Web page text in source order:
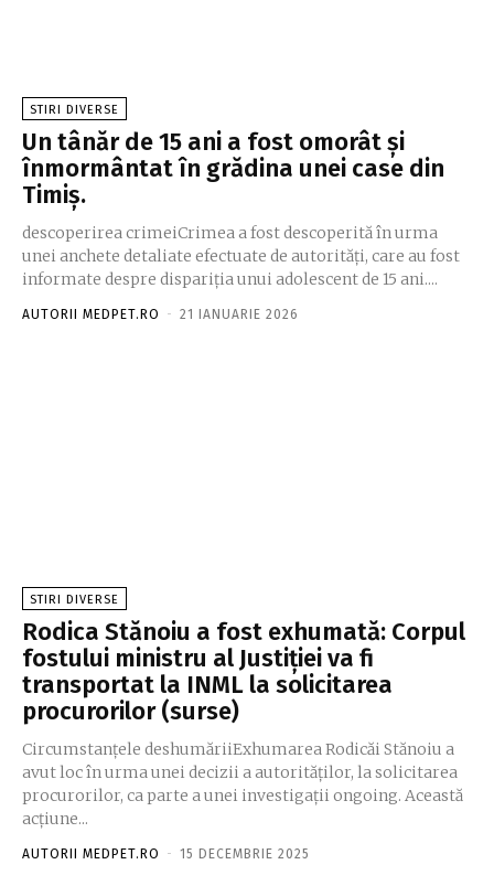
STIRI DIVERSE
Un tânăr de 15 ani a fost omorât și
înmormântat în grădina unei case din
Timiș.
descoperirea crimeiCrimea a fost descoperită în urma
unei anchete detaliate efectuate de autorități, care au fost
informate despre dispariția unui adolescent de 15 ani....
AUTORII MEDPET.RO - 21 IANUARIE 2026
STIRI DIVERSE
Rodica Stănoiu a fost exhumată: Corpul
fostului ministru al Justiției va fi
transportat la INML la solicitarea
procurorilor (surse)
Circumstanțele deshumăriiExhumarea Rodicăi Stănoiu a
avut loc în urma unei decizii a autorităților, la solicitarea
procurorilor, ca parte a unei investigații ongoing. Această
acțiune...
AUTORII MEDPET.RO - 15 DECEMBRIE 2025